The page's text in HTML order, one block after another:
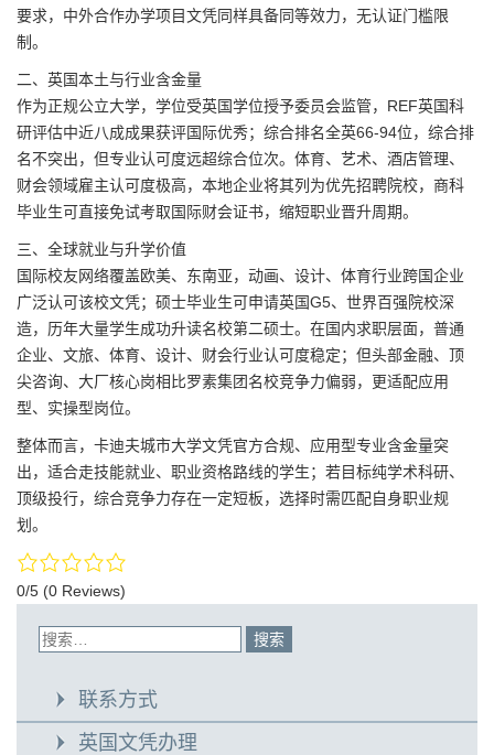
要求，中外合作办学项目文凭同样具备同等效力，无认证门槛限
制。
二、英国本土与行业含金量
作为正规公立大学，学位受英国学位授予委员会监管，REF英国科
研评估中近八成成果获评国际优秀；综合排名全英66-94位，综合排
名不突出，但专业认可度远超综合位次。体育、艺术、酒店管理、
财会领域雇主认可度极高，本地企业将其列为优先招聘院校，商科
毕业生可直接免试考取国际财会证书，缩短职业晋升周期。
三、全球就业与升学价值
国际校友网络覆盖欧美、东南亚，动画、设计、体育行业跨国企业
广泛认可该校文凭；硕士毕业生可申请英国G5、世界百强院校深
造，历年大量学生成功升读名校第二硕士。在国内求职层面，普通
企业、文旅、体育、设计、财会行业认可度稳定；但头部金融、顶
尖咨询、大厂核心岗相比罗素集团名校竞争力偏弱，更适配应用
型、实操型岗位。
整体而言，卡迪夫城市大学文凭官方合规、应用型专业含金量突
出，适合走技能就业、职业资格路线的学生；若目标纯学术科研、
顶级投行，综合竞争力存在一定短板，选择时需匹配自身职业规
划。
0/5 (0 Reviews)
联系方式
英国文凭办理